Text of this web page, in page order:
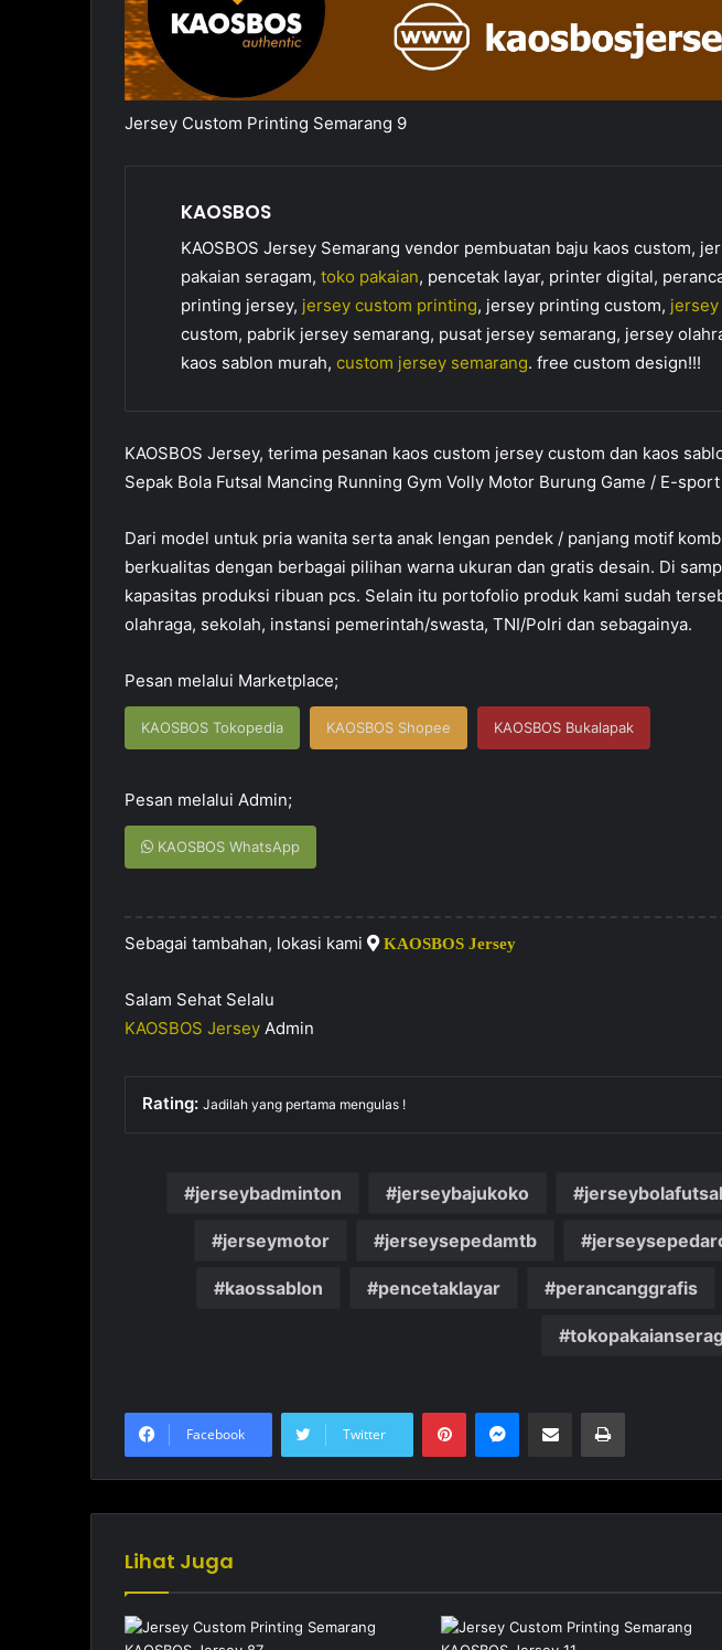
Jersey Custom Printing Semarang 9
KAOSBOS
KAOSBOS Jersey Semarang vendor pembuatan baju kaos custom,
pakaian seragam,toko pakaian, pencetak layar, printer digital,
printing jersey, jersey custom printing, jersey printing custom,
custom, pabrik jersey semarang, pusat jersey semarang, jersey
kaos sablon murah,custom jersey semarang. free custom design!!!
KAOSBOS Jersey, terima pesanan kaos custom jersey custom dan kaos
Sepak Bola Futsal Mancing Running Gym Volly Motor Burung Game / E-
Dari model untuk pria wanita serta anak lengan pendek / panjang motif
berkualitas dengan berbagai pilihan warna ukuran dan gratis desain. Di
kapasitas produksi ribuan pcs. Selain itu portofolio produk kami sudah
olahraga, sekolah, instansi pemerintah/swasta, TNI/Polri dan sebagainya.
Pesan melalui Marketplace;
KAOSBOS Tokopedia KAOSBOS Shopee KAOSBOS Bukalapak
Pesan melalui Admin;
KAOSBOS WhatsApp
Sebagai tambahan, lokasi kami KAOSBOS Jersey
Salam Sehat Selalu
KAOSBOS Jersey Admin
Rating:Jadilah yang pertama mengulas !
jerseybadminton jerseybajukoko jerseybolafutsal
jerseymotor jerseysepedamtb
kaossablon pencetaklayar perancanggrafis
Facebook Twitter
Lihat Juga